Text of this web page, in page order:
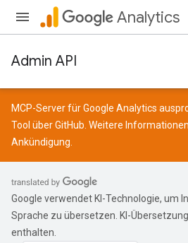
Analytics
Admin API
MCP-Server für Google Analytics
Tool überGitHub . Weitere
Ankündigung
Google verwendet KI-Technologie, um
Sprache zu übersetzen. KI-
enthalten.